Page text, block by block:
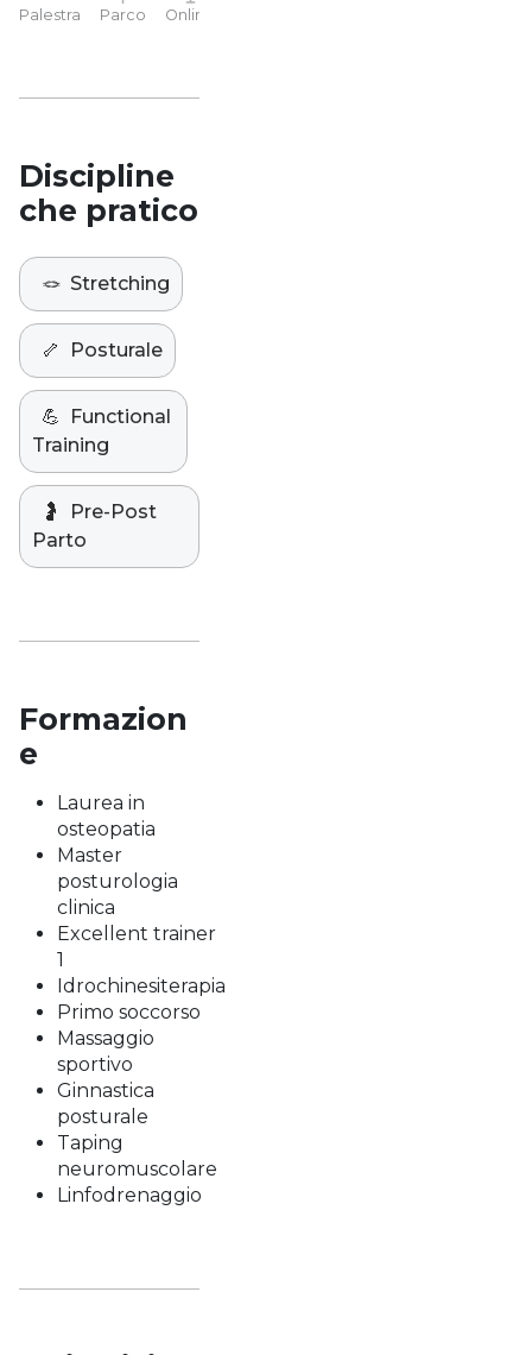
Palestra Parco Online
Discipline
che pratico
🪢 Stretching
🦴 Posturale
💪
Functional
Training
🤰
Pre-Post
Parto
Formazion
e
Laurea in
osteopatia
Master
posturologia
clinica
Excellent trainer
1
Idrochinesiterapia
Primo soccorso
Massaggio
sportivo
Ginnastica
posturale
Taping
neuromuscolare
Linfodrenaggio